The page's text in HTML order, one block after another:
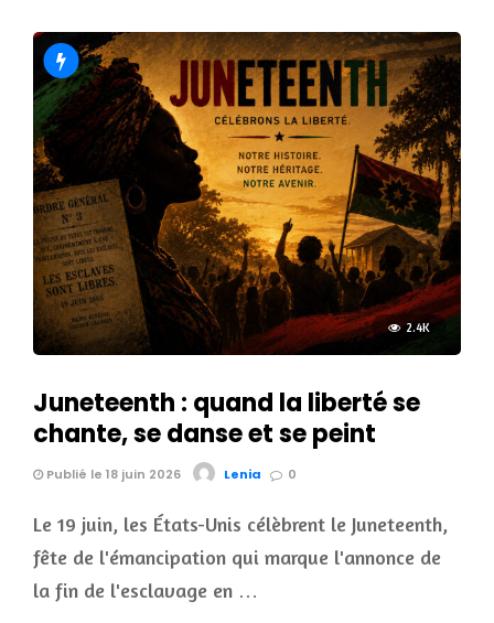
2.4K
Juneteenth : quand la liberté se
chante, se danse et se peint
Publié le 18 juin 2026 Lenia 0
Le 19 juin, les États-Unis célèbrent le Juneteenth,
fête de l'émancipation qui marque l'annonce de
la fin de l'esclavage en …